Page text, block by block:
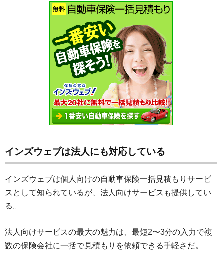
インズウェブは法人にも対応している
インズウェブは個人向けの自動車保険一括見積もりサービ
スとして知られているが、法人向けサービスも提供してい
る。
法人向けサービスの最大の魅力は、最短2〜3分の入力で複
数の保険会社に一括で見積もりを依頼できる手軽さだ。